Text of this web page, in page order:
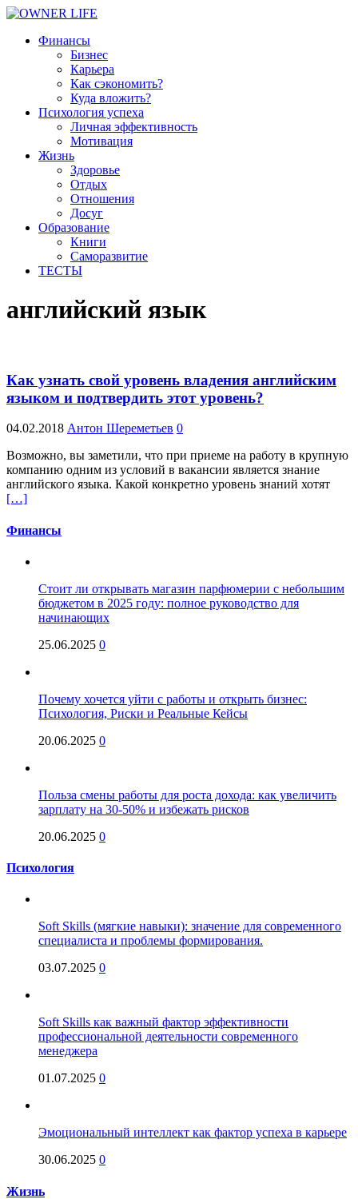
Финансы
Бизнес
Карьера
Как сэкономить?
Куда вложить?
Психология успеха
Личная эффективность
Мотивация
Жизнь
Здоровье
Отдых
Отношения
Досуг
Образование
Книги
Саморазвитие
ТЕСТЫ
английский язык
Как узнать свой уровень владения английским
языком и подтвердить этот уровень?
04.02.2018 Антон Шереметьев 0
Возможно, вы заметили, что при приеме на работу в крупную
компанию одним из условий в вакансии является знание
английского языка. Какой конкретно уровень знаний хотят
[…]
Финансы
Стоит ли открывать магазин парфюмерии с небольшим
бюджетом в 2025 году: полное руководство для
начинающих
25.06.2025 0
Почему хочется уйти с работы и открыть бизнес:
Психология, Риски и Реальные Кейсы
20.06.2025 0
Польза смены работы для роста дохода: как увеличить
зарплату на 30-50% и избежать рисков
20.06.2025 0
Психология
Soft Skills (мягкие навыки): значение для современного
специалиста и проблемы формирования.
03.07.2025 0
Soft Skills как важный фактор эффективности
профессиональной деятельности современного
менеджера
01.07.2025 0
Эмоциональный интеллект как фактор успеха в карьере
30.06.2025 0
Жизнь